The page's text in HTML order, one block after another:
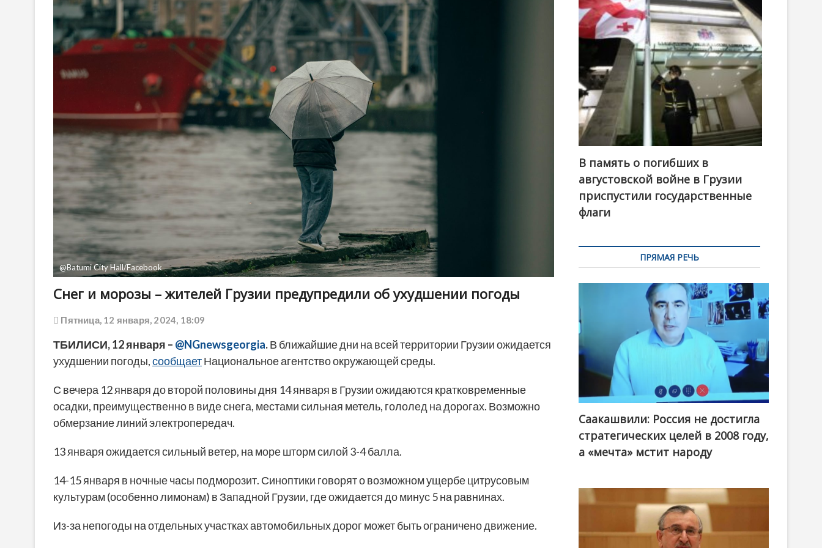
o
n
@Batumi City Hall/Facebook
Снег и морозы – жителей Грузии предупредили об ухудшении погоды
Пятница, 12 января, 2024, 18:09
ТБИЛИСИ, 12 января – @NGnewsgeorgia.В ближайшие дни на всей территории Грузии ожидается
ухудшении погоды,сообщаетНациональное агентство окружающей среды.
С вечера 12 января до второй половины дня 14 января в Грузии ожидаются кратковременные
осадки, преимущественно в виде снега, местами сильная метель, гололед на дорогах. Возможно
обмерзание линий электропередач.
13 января ожидается сильный ветер, на море шторм силой 3-4 балла.
14-15 января в ночные часы подморозит. Синоптики говорят о возможном ущербе цитрусовым
культурам (особенно лимонам) в Западной Грузии, где ожидается до минус 5 на равнинах.
Из-за непогоды на отдельных участках автомобильных дорог может быть ограничено движение.
В память о погибших в
августовской войне в Грузии
приспустили государственные
флаги
ПРЯМАЯ РЕЧЬ
Саакашвили: Россия не достигла
стратегических целей в 2008 году,
а «мечта» мстит народу